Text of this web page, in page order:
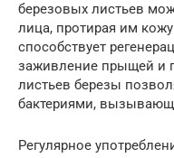
березовых листьев
лица, протирая им
способствует
заживление прыщей и
листьев березы
бактериями,
Регулярное